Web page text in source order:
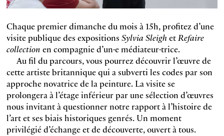
Chaque premier dimanche du mois à 15h, profitez d’une
visite publique des expositions Sylvia SleighetRefaire
collection en compagnie d’un·e médiateur·trice.
Au fil du parcours, vous pourrez découvrir l’œuvre de
cette artiste britannique qui a subverti les codes par son
approche novatrice de la peinture. La visite se
prolongera à l’étage inférieur par une sélection d’œuvres
nous invitant à questionner notre rapport à l’histoire de
l’art et ses biais historiques genrés. Un moment
privilégié d’échange et de découverte, ouvert à tous.